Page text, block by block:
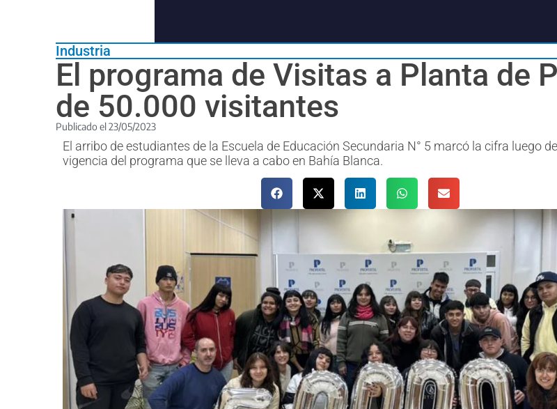
Industria
El programa de Visitas a Planta de
de 50.000 visitantes
Publicado el 23/05/2023
El arribo de estudiantes de la Escuela de Educación Secundaria N° 5 marcó la cifra luego
vigencia del programa que se lleva a cabo en Bahía Blanca.